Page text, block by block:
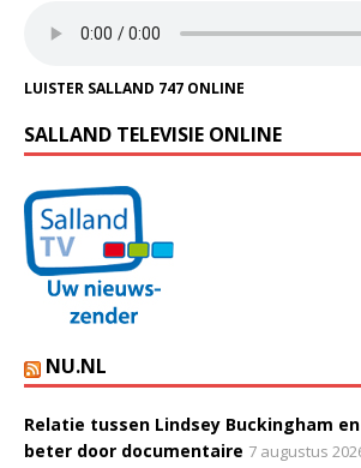
LUISTER SALLAND 747 ONLINE
SALLAND TELEVISIE ONLINE
NU.NL
Relatie tussen Lindsey Buckingham
beter door documentaire 7 augustus